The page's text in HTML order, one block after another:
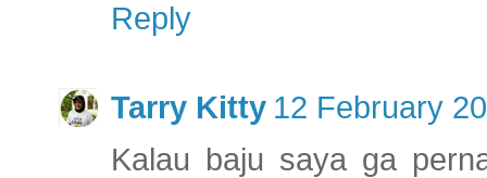
Reply
Tarry Kitty 12 February
Kalau baju saya ga